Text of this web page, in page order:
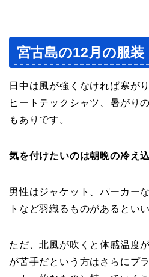
宮古島の12月の服装
日中は風が強くなければ寒が
ヒートテックシャツ、暑がり
もありです。
気を付けたいのは朝晩の冷え込
男性はジャケット、パーカー
トなど羽織るものがあるとい
ただ、北風が吹くと体感温度
が苦手だという方はさらにプ